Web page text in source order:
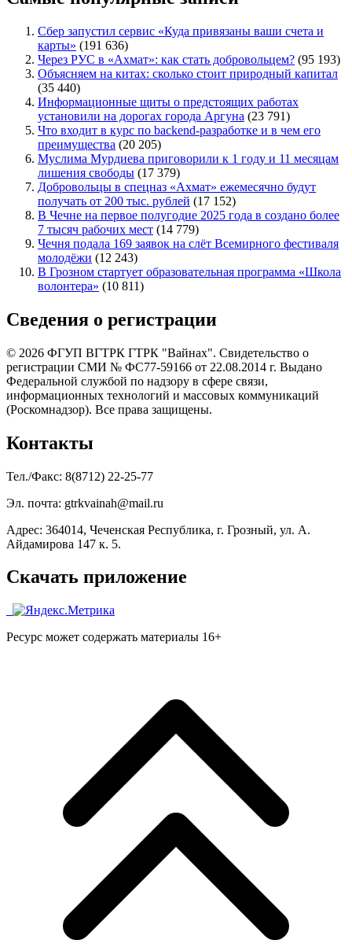
Сбер запустил сервис «Куда привязаны ваши счета и
карты» (191 636)
Через РУС в «Ахмат»: как стать добровольцем? (95 193)
Объясняем на китах: сколько стоит природный капитал
(35 440)
Информационные щиты о предстоящих работах
установили на дорогах города Аргуна (23 791)
Что входит в курс по backend-разработке и в чем его
преимущества (20 205)
Муслима Мурдиева приговорили к 1 году и 11 месяцам
лишения свободы (17 379)
Добровольцы в спецназ «Ахмат» ежемесячно будут
получать от 200 тыс. рублей (17 152)
В Чечне на первое полугодие 2025 года в создано более
7 тысяч рабочих мест (14 779)
Чечня подала 169 заявок на слёт Всемирного фестиваля
молодёжи (12 243)
В Грозном стартует образовательная программа «Школа
волонтера» (10 811)
Сведения о регистрации
© 2026 ФГУП ВГТРК ГТРК "Вайнах". Свидетельство о
регистрации СМИ № ФС77-59166 от 22.08.2014 г. Выдано
Федеральной службой по надзору в сфере связи,
информационных технологий и массовых коммуникаций
(Роскомнадзор). Все права защищены.
Контакты
Тел./Факс: 8(8712) 22-25-77
Эл. почта: gtrkvainah@mail.ru
Адрес: 364014, Чеченская Республика, г. Грозный, ул. А.
Айдамирова 147 к. 5.
Скачать приложение
Ресурс может содержать материалы 16+